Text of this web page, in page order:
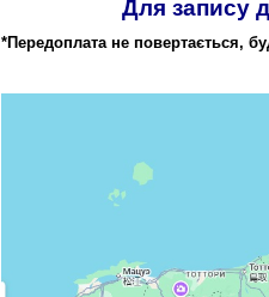
Для запису
*Передоплата не повертається,